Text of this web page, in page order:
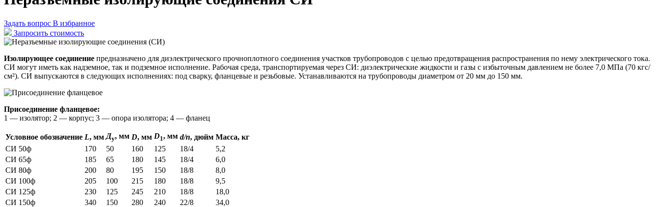
Задать вопрос В избранное
Запросить стоимость
Изолирующее соединение предназначено для диэлектрического прочноплотного соединения участков трубопроводов с целью предотвращения распространения по нему электрического тока.
СИ могут иметь как надземное, так и подземное исполнение. Рабочая среда, транспортируемая через СИ: диэлектрические жидкости и газы с избыточным давлением не более 7,0 МПа (70 кгс/
см²). СИ выпускаются в следующих исполнениях: под сварку, фланцевые и резьбовые. Устанавливаются на трубопроводы диаметром от 20 мм до 150 мм.
Присоединение фланцевое:
1 — изолятор; 2 — корпус; 3 — опора изолятора; 4 — фланец
Условное обозначение L, мм Ду, мм D, мм D1, мм d/n, дюйм Масса, кг
СИ 50ф
170 50 160 125 18/4
5,2
СИ 65ф
185 65 180 145 18/4
6,0
СИ 80ф
200 80 195 150 18/8
8,0
СИ 100ф
205 100 215 180 18/8
9,5
СИ 125ф
230 125 245 210 18/8
18,0
СИ 150ф
340 150 280 240 22/8
34,0